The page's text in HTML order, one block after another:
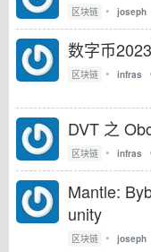
区块链 • joseph
数字币
区块链 • infras
DVT 之
区块链 • infras
Mantle:
unity
区块链 • joseph